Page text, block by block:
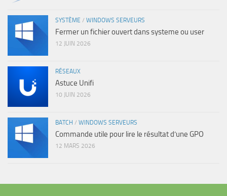
SYSTÈME / WINDOWS SERVEURS
Fermer un fichier ouvert dans systeme ou user
12 JUIN 2026
RÉSEAUX
Astuce Unifi
10 JUIN 2026
BATCH / WINDOWS SERVEURS
Commande utile pour lire le résultat d’une GPO
12 MARS 2026